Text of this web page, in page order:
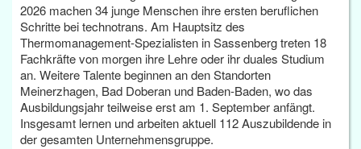
2026 machen 34 junge Menschen ihre ersten beruflichen
Schritte bei technotrans. Am Hauptsitz des
Thermomanagement-Spezialisten in Sassenberg treten 18
Fachkräfte von morgen ihre Lehre oder ihr duales Studium
an. Weitere Talente beginnen an den Standorten
Meinerzhagen, Bad Doberan und Baden-Baden, wo das
Ausbildungsjahr teilweise erst am 1. September anfängt.
Insgesamt lernen und arbeiten aktuell 112 Auszubildende in
der gesamten Unternehmensgruppe.